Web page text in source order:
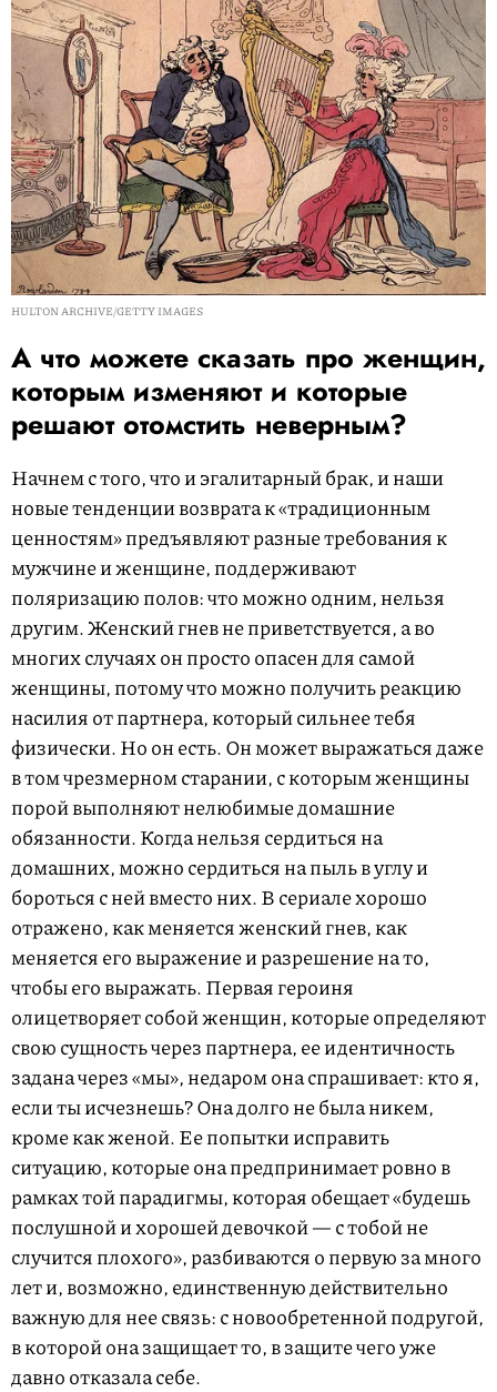
HULTON ARCHIVE/GETTY IMAGES
А что можете сказать про женщин,
которым изменяют и которые
решают отомстить неверным?
Начнем с того, что и эгалитарный брак, и наши
новые тенденции возврата к «традиционным
ценностям» предъявляют разные требования к
мужчине и женщине, поддерживают
поляризацию полов: что можно одним, нельзя
другим. Женский гнев не приветствуется, а во
многих случаях он просто опасен для самой
женщины, потому что можно получить реакцию
насилия от партнера, который сильнее тебя
физически. Но он есть. Он может выражаться даже
в том чрезмерном старании, с которым женщины
порой выполняют нелюбимые домашние
обязанности. Когда нельзя сердиться на
домашних, можно сердиться на пыль в углу и
бороться с ней вместо них. В сериале хорошо
отражено, как меняется женский гнев, как
меняется его выражение и разрешение на то,
чтобы его выражать. Первая героиня
олицетворяет собой женщин, которые определяют
свою сущность через партнера, ее идентичность
задана через «мы», недаром она спрашивает: кто я,
если ты исчезнешь? Она долго не была никем,
кроме как женой. Ее попытки исправить
ситуацию, которые она предпринимает ровно в
рамках той парадигмы, которая обещает «будешь
послушной и хорошей девочкой — с тобой не
случится плохого», разбиваются о первую за много
лет и, возможно, единственную действительно
важную для нее связь: с новообретенной подругой,
в которой она защищает то, в защите чего уже
давно отказала себе.